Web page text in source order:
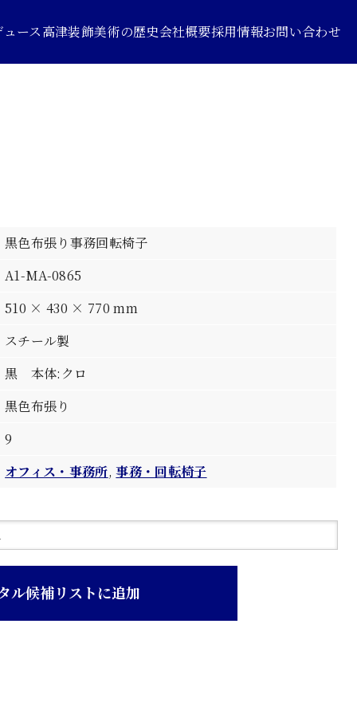
ース高津装飾美術の歴史会社概要採用情報お問い合わせ
黒色布張り事務回転椅子
A1-MA-0865
510 × 430 × 770 mm
スチール製
黒 本体:クロ
黒色布張り
9
オフィス・事務所,事務・回転椅子
ル候補リストに追加